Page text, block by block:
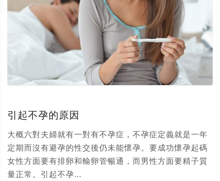
引起不孕的原因
大概六對夫婦就有一對有不孕症，不孕症定義就是一年
定期而沒有避孕的性交後仍未能懷孕。要成功懷孕起碼
女性方面要有排卵和輸卵管暢通，而男性方面要精子質
量正常。引起不孕...